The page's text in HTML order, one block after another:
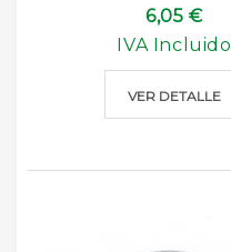
6,05 €
IVA Incluido
VER DETALLE